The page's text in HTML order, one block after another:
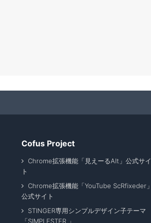
Cofus Project
Chrome拡張機能「見えーるAlt」公式サイ
ト
Chrome拡張機能「YouTube ScRfixeder」
公式サイト
STINGER専用シンプルデザイン子テーマ
「SIMPLESTER 」